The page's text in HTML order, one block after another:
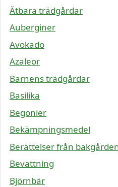
Ätbara trädgårdar
Auberginer
Avokado
Azaleor
Barnens trädgårdar
Basilika
Begonier
Bekämpningsmedel
Berättelser från
Bevattning
Björnbär